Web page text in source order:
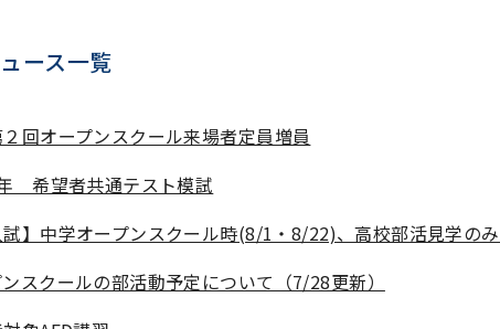
ース一覧
回オープンスクール来場者定員増員
希望者共通テスト模試
試】中学オープンスクール時(8/1・8/22)、高校部活見学の
スクールの部活動予定について（7/28更新）